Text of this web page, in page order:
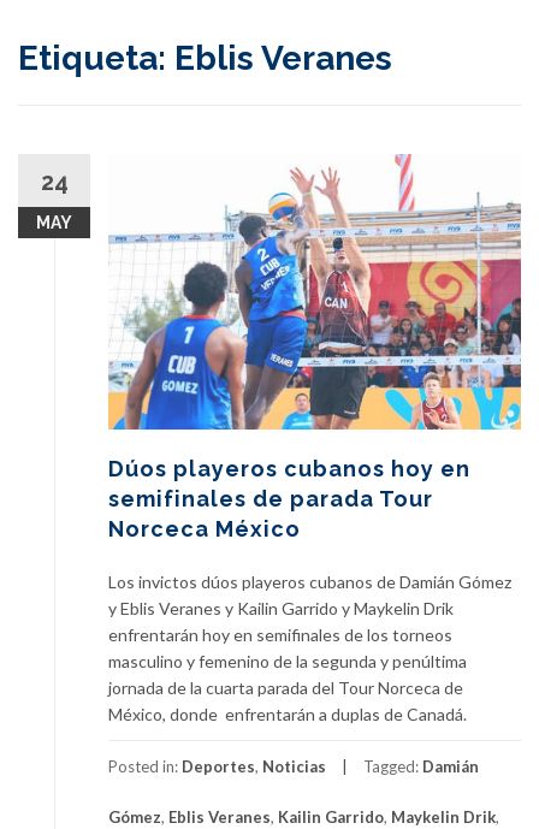
Etiqueta: Eblis Veranes
24
MAY
Dúos playeros cubanos hoy en
semifinales de parada Tour
Norceca México
Los invictos dúos playeros cubanos de Damián Gómez
y Eblis Veranes y Kailin Garrido y Maykelin Drik
enfrentarán hoy en semifinales de los torneos
masculino y femenino de la segunda y penúltima
jornada de la cuarta parada del Tour Norceca de
México, donde enfrentarán a duplas de Canadá.
Posted in: Deportes, Noticias Tagged: Damián
Gómez, Eblis Veranes, Kailin Garrido, Maykelin Drik,